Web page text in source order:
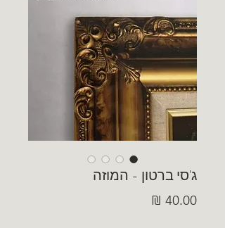
ג'סי ברטון - המוזה